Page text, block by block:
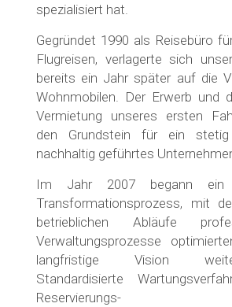
spezialisiert hat.
Gegründet 1990 als Reisebüro
Flugreisen, verlagerte sich
bereits ein Jahr später auf die
Wohnmobilen. Der Erwerb und
Vermietung unseres ersten
den Grundstein für ein stetig
nachhaltig geführtes
Im Jahr 2007 begann ein
Transformationsprozess, mit
betrieblichen Abläufe
Verwaltungsprozesse
langfristige Vision
Standardisierte